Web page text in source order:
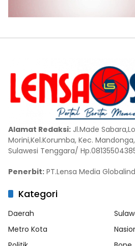
Alamat Redaksi: Jl.Made
Morini,Kel.Korumba, Kec.
Sulawesi Tenggara/
Penerbit: PT.Lensa Media
Kategori
Daerah
Metro Kota